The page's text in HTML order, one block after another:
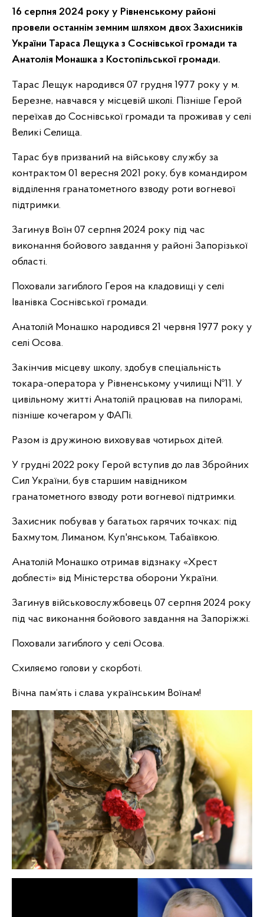
16 серпня 2024 року у Рівненському районі
провели останнім земним шляхом двох Захисників
України Тараса Лещука з Соснівської громади та
Анатолія Монашка з Костопільської громади.
Тарас Лещук народився 07 грудня 1977 року у м.
Березне, навчався у місцевій школі. Пізніше Герой
переїхав до Соснівської громади та проживав у селі
Великі Селища.
Тарас був призваний на військову службу за
контрактом 01 вересня 2021 року, був командиром
відділення гранатометного взводу роти вогневої
підтримки.
Загинув Воїн 07 серпня 2024 року під час
виконання бойового завдання у районі Запорізької
області.
Поховали загиблого Героя на кладовищі у селі
Іванівка Соснівської громади.
Анатолій Монашко народився 21 червня 1977 року у
селі Осова.
Закінчив місцеву школу, здобув спеціальність
токара-оператора у Рівненському училищі №11. У
цивільному житті Анатолій працював на пилорамі,
пізніше кочегаром у ФАПі.
Разом із дружиною виховував чотирьох дітей.
У грудні 2022 року Герой вступив до лав Збройних
Сил України, був старшим навідником
гранатометного взводу роти вогневої підтримки.
Захисник побував у багатьох гарячих точках: під
Бахмутом, Лиманом, Куп'янськом, Табаївкою.
Анатолій Монашко отримав відзнаку «Хрест
доблесті» від Міністерства оборони України.
Загинув військовослужбовець 07 серпня 2024 року
під час виконання бойового завдання на Запоріжжі.
Поховали загиблого у селі Осова.
Схиляємо голови у скорботі.
Вічна пам‘ять і слава українським Воїнам!